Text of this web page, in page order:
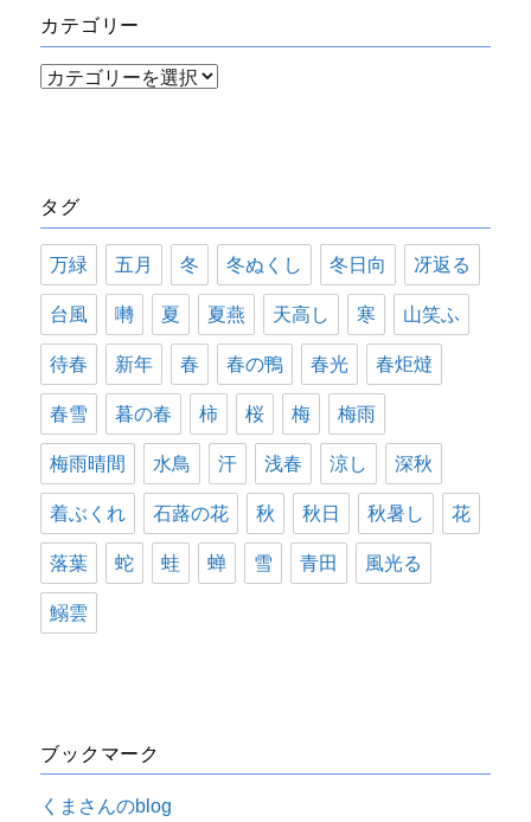
ブ
カテゴリー
カ
ー
タグ
万緑 五月 冬 冬ぬくし 冬日向 冴返る
台風 囀 夏 夏燕 天高し 寒 山笑ふ
待春 新年 春 春の鴨 春光 春炬燵
春雪 暮の春 柿 桜 梅 梅雨
梅雨晴間 水鳥 汗 浅春 涼し 深秋
着ぶくれ 石蕗の花 秋 秋日 秋暑し 花
落葉 蛇 蛙 蝉 雪 青田 風光る
鰯雲
ブックマーク
くまさんのblog